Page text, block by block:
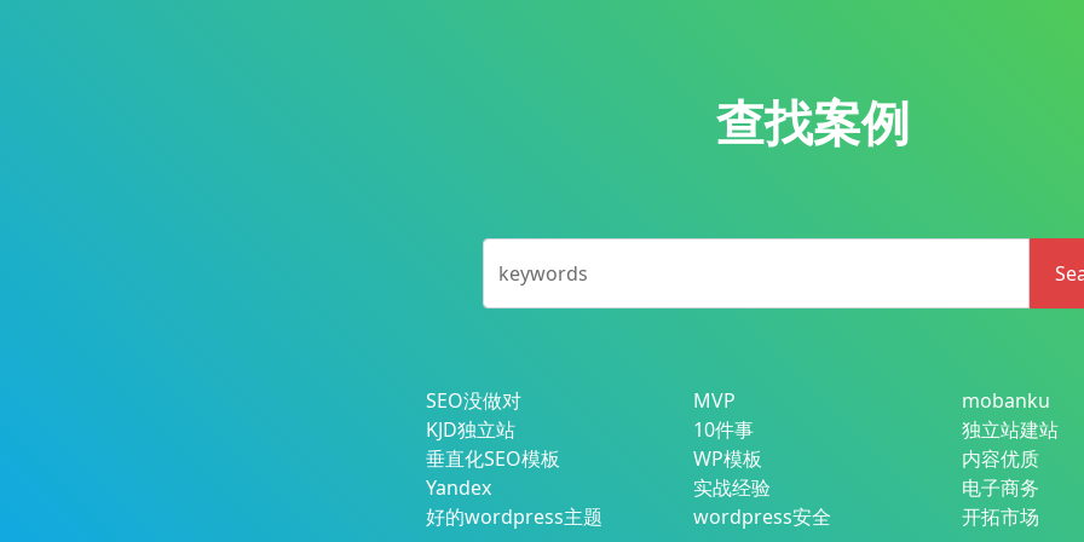
查找案例
keywords
SEO没做对 MVP
mobanku
KJD独立站
10件事
独立站建站
垂直化SEO模板
WP模板
内容优质
Yandex
实战经验
电子商务
好的wordpress主题
wordpress安全 开拓市场